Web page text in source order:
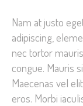
Nam at justo
adipiscing,
nec tortor
congue. Mauris
Maecenas vel
eros. Morbi